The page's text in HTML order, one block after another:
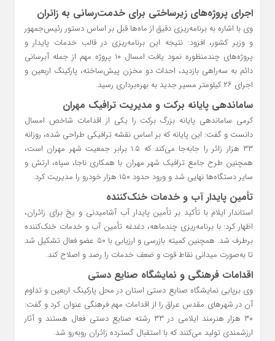
اجرای پروژه‌های زیرساختی برای خدمت‌رسانی به زائران
وی با اشاره به برنامه‌ریزی دقیق از ماه‌ها قبل بر اساس دستور رئیس‌جمهور
و وزیر کشور، افزود: نتیجه این برنامه‌ریزی در قالب خدمات پایدار و
پروژه‌های چندمنظوره نمود یافت امسال ۱۰ پروژه مهم از جمله آبرسانی
دائم به سه‌راهی بازدید، احداث دو مخزن پیش‌ساخته، پارکینگ اربعین و
اجرای ۲۶ کیلومتر مسیر جدید به بهره‌برداری رسید.
ساماندهی پایانه برکت و مدیریت ترافیک مهران
کرمی ساماندهی پایانه بزرگ برکت را یکی از اقدامات شاخص امسال
دانست و گفت: این پایانه که بر اساس نقشه ترافیکی طراحی شده، روزانه
۳۳ هزار زائر را جابه‌جا می‌کند که ۱.۵ برابر جمعیت شهر مهران است،
همچنین طرح جامع ترافیک شهر مهران با همکاری ناجا، سپاه، ارتش و
سایر دستگاه‌ها نهایی شد و ورود حدود ۱۵۰ هزار خودرو را مدیریت کرد.
تأمین پایدار آب و خدمات خنک‌کننده
استاندار ایلام با تأکید بر تأمین پایدار آب آشامیدنی و یخ برای زائران،
اظهار کرد: با برنامه‌ریزی چندماهه، دغدغه تأمین آب و خدمات خنک‌کننده
برطرف شد. همچنین کمیته بازرسی و ارزیابی با ۵۰ عضو فعال تشکیل شد
تا به‌صورت میدانی نقاط قوت و ضعف خدمات را رصد و اصلاح کند.
اقدامات فرهنگی و نمایشگاه صنایع دستی
وی برپایی نمایشگاه صنایع دستی استان در محل پارکینگ اربعین و تداوم
آن در شهرهای مقدس عراق را از اقدامات مهم فرهنگی عنوان کرد و گفت:
۳۰ هزار هنرمند ایلامی در ۳۳ رشته صنایع دستی فعال هستند و آثار
ارزشمندی تولید می‌کنند که با استقبال گسترده زائران روبه‌رو شد.